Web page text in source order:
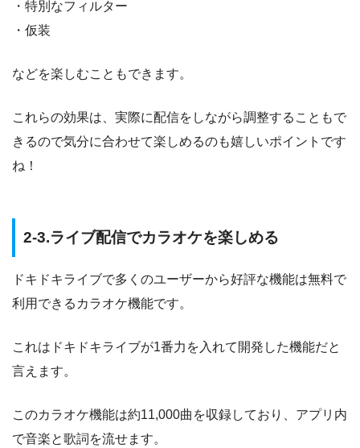
・特別なフィルター
・仮装
などを楽しむこともできます。
これらの効果は、実際に配信をしながら調整することもで
きるので気分に合わせて楽しめるのも嬉しいポイントです
ね！
2-3.ライブ配信でカラオケを楽しめる
ドキドキライブで多くのユーザーから好評な機能は無料で
利用できるカラオケ機能です。
これはドキドキライブが1番力を入れて開発した機能だと
言えます。
このカラオケ機能は約11,000曲を収録しており、アプリ内
で音楽と歌詞を流せます。